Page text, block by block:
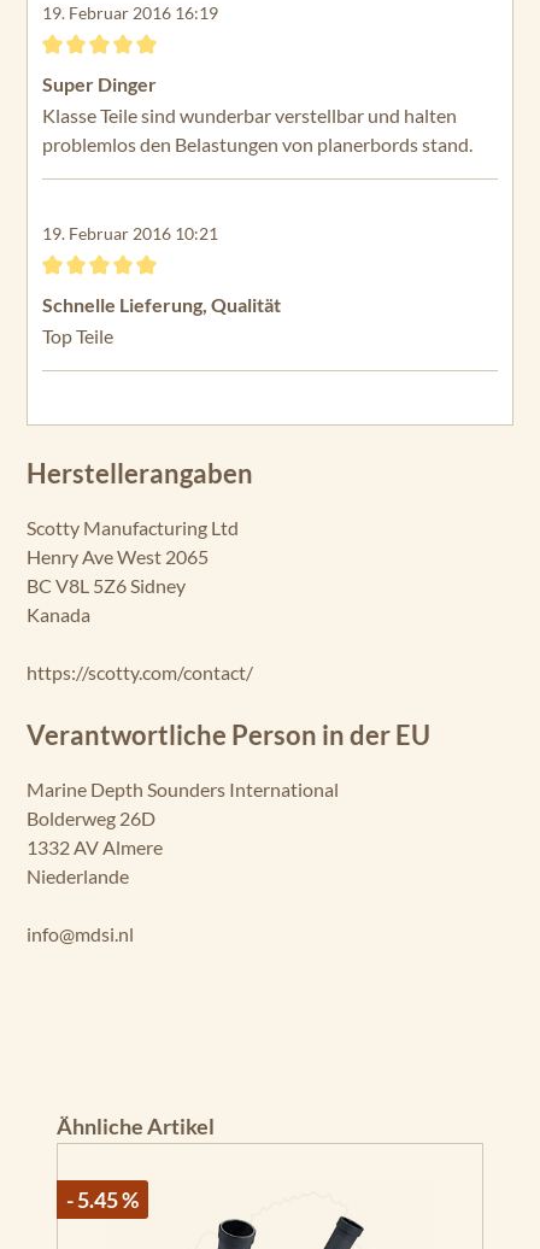
19. Februar 2016 16:19
Bewertung mit 5 von 5 Sternen
Super Dinger
Klasse Teile sind wunderbar verstellbar und halten
problemlos den Belastungen von planerbords stand.
19. Februar 2016 10:21
Bewertung mit 5 von 5 Sternen
Schnelle Lieferung, Qualität
Top Teile
Herstellerangaben
Scotty Manufacturing Ltd
Henry Ave West 2065
BC V8L 5Z6 Sidney
Kanada
https://scotty.com/contact/
Verantwortliche Person in der EU
Marine Depth Sounders International
Bolderweg 26D
1332 AV Almere
Niederlande
info@mdsi.nl
Produktgalerie überspringen
Ähnliche Artikel
- 5.45 %